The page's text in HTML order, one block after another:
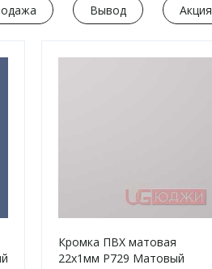
Вывод Акция
Кромка ПВХ матовая
22х1мм P729 Матовый